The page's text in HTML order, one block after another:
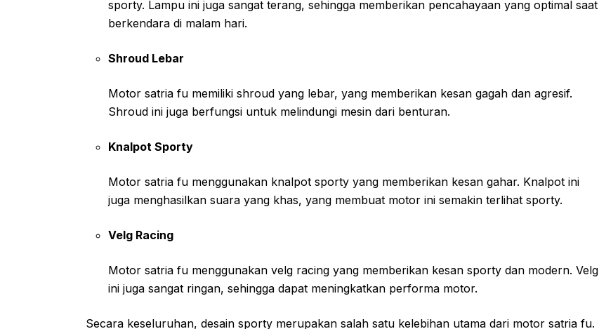
sporty. Lampu ini juga sangat terang, sehingga memberikan pencahayaan yang optimal saat
berkendara di malam hari.
Shroud Lebar
Motor satria fu memiliki shroud yang lebar, yang memberikan kesan gagah dan agresif.
Shroud ini juga berfungsi untuk melindungi mesin dari benturan.
Knalpot Sporty
Motor satria fu menggunakan knalpot sporty yang memberikan kesan gahar. Knalpot ini
juga menghasilkan suara yang khas, yang membuat motor ini semakin terlihat sporty.
Velg Racing
Motor satria fu menggunakan velg racing yang memberikan kesan sporty dan modern. Velg
ini juga sangat ringan, sehingga dapat meningkatkan performa motor.
Secara keseluruhan, desain sporty merupakan salah satu kelebihan utama dari motor satria fu.